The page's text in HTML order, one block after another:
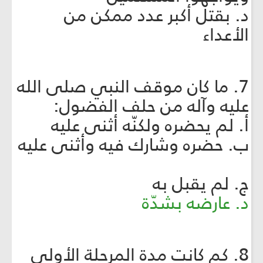
د. بقتل أكبر عدد ممكن من
الأعداء
7. ما كان موقف النبي صلى الله
عليه وآله من حلف الفضول:
أ. لم يحضره ولكنّه أثنى عليه
ب. حضره وشارك فيه وأثنى عليه
ج. لم يقبل به
د. عارضه بشدّة
8. كم كانت مدة المرحلة الأولى